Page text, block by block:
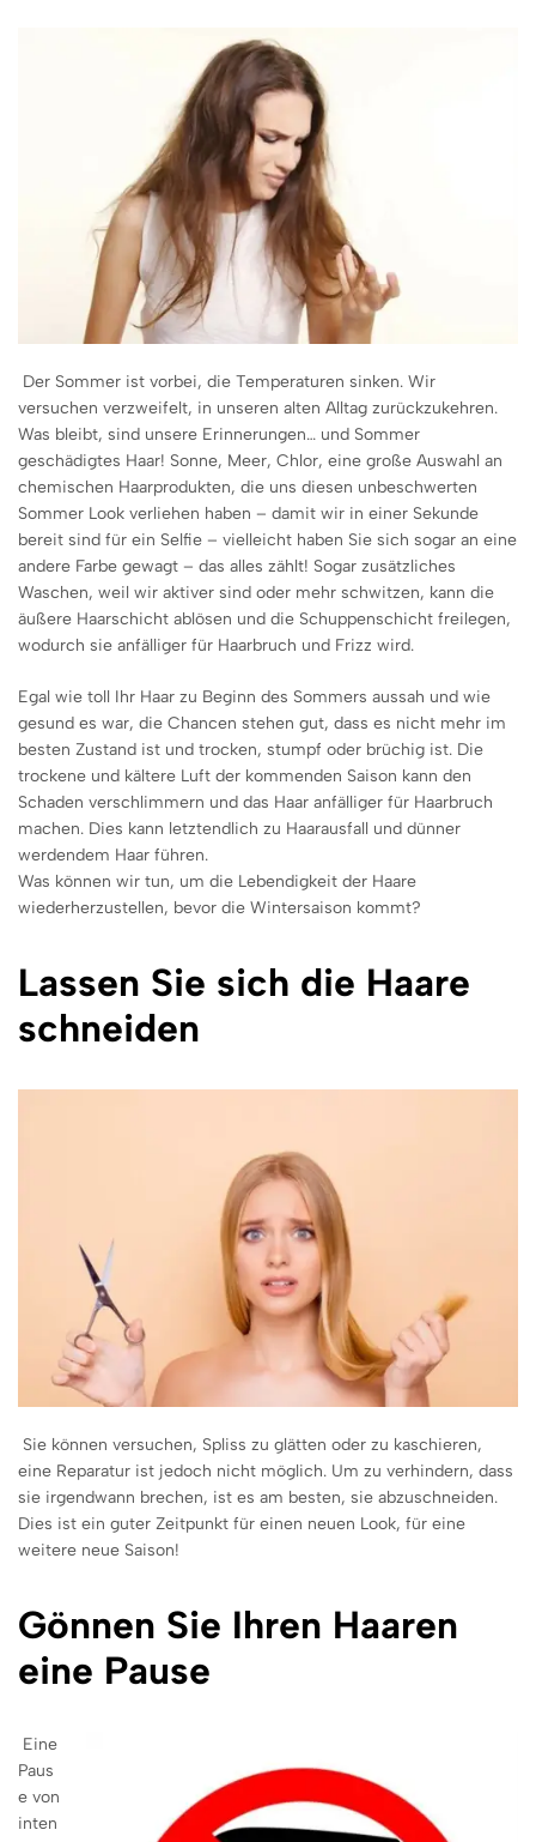
Der Sommer ist vorbei, die Temperaturen sinken. Wir
versuchen verzweifelt, in unseren alten Alltag zurückzukehren.
Was bleibt, sind unsere Erinnerungen… und Sommer
geschädigtes Haar! Sonne, Meer, Chlor, eine große Auswahl an
chemischen Haarprodukten, die uns diesen unbeschwerten
Sommer Look verliehen haben – damit wir in einer Sekunde
bereit sind für ein Selfie – vielleicht haben Sie sich sogar an eine
andere Farbe gewagt – das alles zählt! Sogar zusätzliches
Waschen, weil wir aktiver sind oder mehr schwitzen, kann die
äußere Haarschicht ablösen und die Schuppenschicht freilegen,
wodurch sie anfälliger für Haarbruch und Frizz wird.
Egal wie toll Ihr Haar zu Beginn des Sommers aussah und wie
gesund es war, die Chancen stehen gut, dass es nicht mehr im
besten Zustand ist und trocken, stumpf oder brüchig ist. Die
trockene und kältere Luft der kommenden Saison kann den
Schaden verschlimmern und das Haar anfälliger für Haarbruch
machen. Dies kann letztendlich zu Haarausfall und dünner
werdendem Haar führen.
Was können wir tun, um die Lebendigkeit der Haare
wiederherzustellen, bevor die Wintersaison kommt?
Lassen Sie sich die Haare
schneiden
Sie können versuchen, Spliss zu glätten oder zu kaschieren,
eine Reparatur ist jedoch nicht möglich. Um zu verhindern, dass
sie irgendwann brechen, ist es am besten, sie abzuschneiden.
Dies ist ein guter Zeitpunkt für einen neuen Look, für eine
weitere neue Saison!
Gönnen Sie Ihren Haaren
eine Pause
Eine
Paus
e von
inten